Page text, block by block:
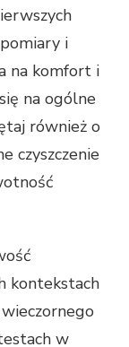
i
na komfort i
na ogólne
również o
czyszczenie
kontekstach
w